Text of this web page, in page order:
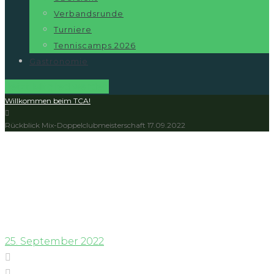
Verbandsrunde
Turniere
Tenniscamps 2026
Gastronomie
Willkommen beim TCA!
Rückblick Mix-Doppelclubmeisterschaft 17.09.2022
25. September 2022